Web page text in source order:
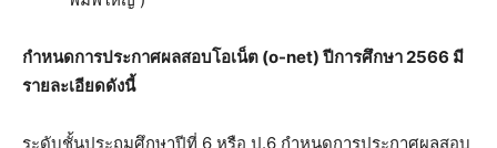
กำหนดการประกาศผลสอบโอเน็ต (o-net) ปีการศึกษา 2566 มี
รายละเอียดดังนี้
ระดับชั้นประถมศึกษาปีที่ 6 หรือ ป.6 กำหนดการประกาศผลสอบ